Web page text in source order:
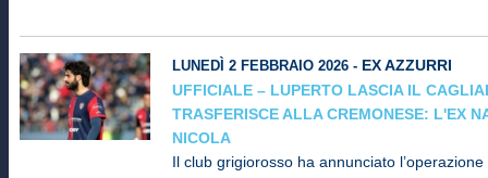
LUNEDÌ 2 FEBBRAIO 2026 - EX AZZURRI
UFFICIALE – LUPERTO LASCIA IL
TRASFERISCE ALLA CREMONESE: L'EX
NICOLA
Il club grigiorosso ha annunciato l’operazione